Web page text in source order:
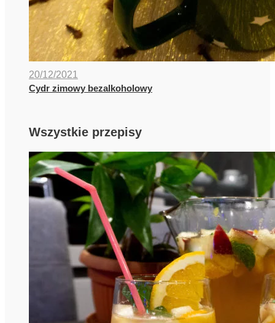
20/12/2021
Cydr zimowy bezalkoholowy
Wszystkie przepisy